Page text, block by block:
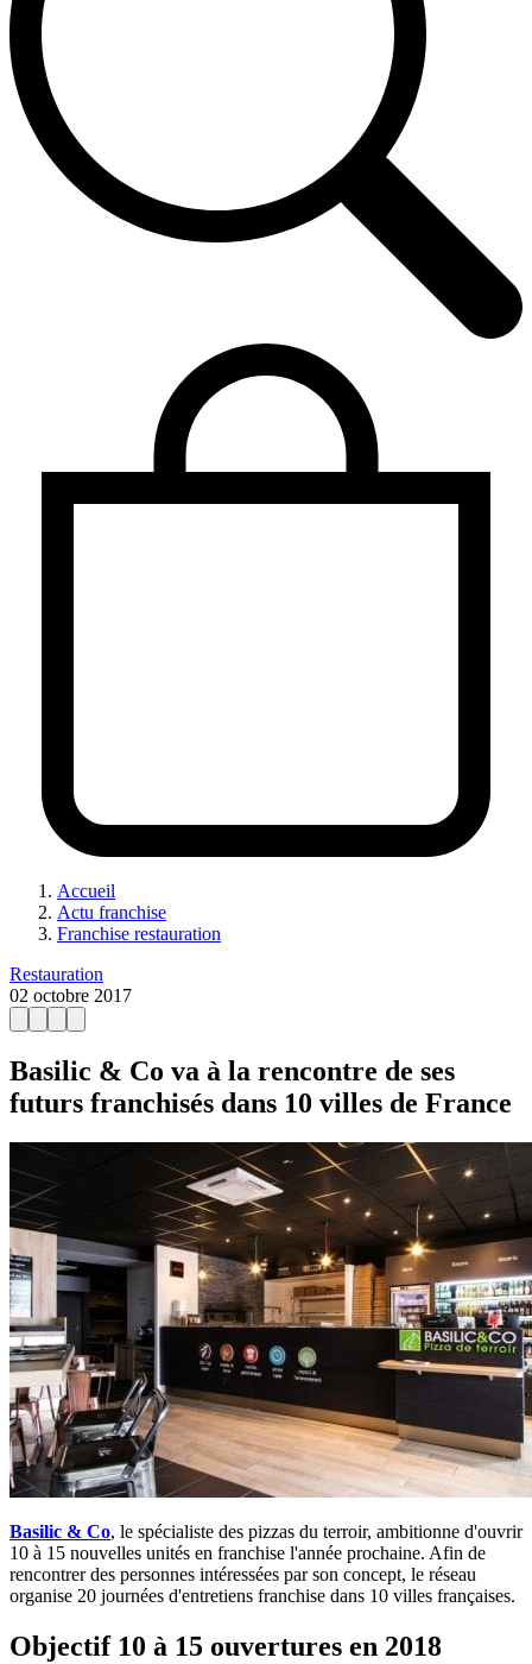
Accueil
Actu franchise
Franchise restauration
Restauration
02 octobre 2017
Basilic & Co va à la rencontre de ses
futurs franchisés dans 10 villes de France
Basilic & Co, le spécialiste des pizzas du terroir, ambitionne d'ouvrir
10 à 15 nouvelles unités en franchise l'année prochaine. Afin de
rencontrer des personnes intéressées par son concept, le réseau
organise 20 journées d'entretiens franchise dans 10 villes françaises.
Objectif 10 à 15 ouvertures en 2018